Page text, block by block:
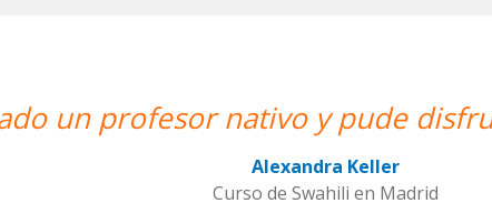
de mis clases de Swahili.””